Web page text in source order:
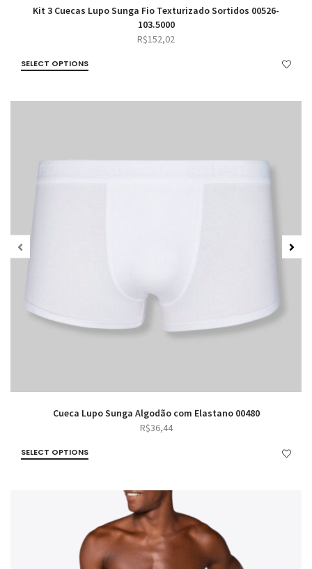
Kit 3 Cuecas Lupo Sunga Fio Texturizado Sortidos 00526-
103.5000
R$152,02
SELECT OPTIONS
Cueca Lupo Sunga Algodão com Elastano 00480
R$36,44
SELECT OPTIONS